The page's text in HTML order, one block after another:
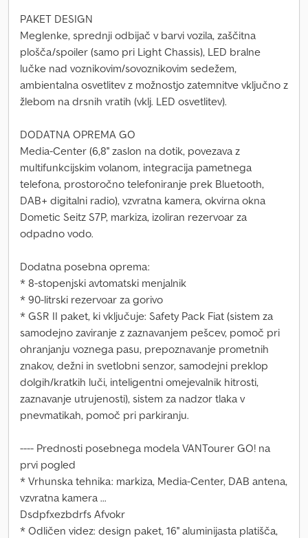
PAKET DESIGN
Meglenke, sprednji odbijač v barvi vozila, zaščitna
plošča/spoiler (samo pri Light Chassis), LED bralne
lučke nad voznikovim/sovoznikovim sedežem,
ambientalna osvetlitev z možnostjo zatemnitve vključno z
žlebom na drsnih vratih (vklj. LED osvetlitev).
DODATNA OPREMA GO
Media-Center (6,8'' zaslon na dotik, povezava z
multifunkcijskim volanom, integracija pametnega
telefona, prostoročno telefoniranje prek Bluetooth,
DAB+ digitalni radio), vzvratna kamera, okvirna okna
Dometic Seitz S7P, markiza, izoliran rezervoar za
odpadno vodo.
Dodatna posebna oprema:
* 8-stopenjski avtomatski menjalnik
* 90-litrski rezervoar za gorivo
* GSR II paket, ki vključuje: Safety Pack Fiat (sistem za
samodejno zaviranje z zaznavanjem pešcev, pomoč pri
ohranjanju voznega pasu, prepoznavanje prometnih
znakov, dežni in svetlobni senzor, samodejni preklop
dolgih/kratkih luči, inteligentni omejevalnik hitrosti,
zaznavanje utrujenosti), sistem za nadzor tlaka v
pnevmatikah, pomoč pri parkiranju.
---- Prednosti posebnega modela VANTourer GO! na
prvi pogled
* Vrhunska tehnika: markiza, Media-Center, DAB antena,
vzvratna kamera ...
Dsdpfxezbdrfs Afvokr
* Odličen videz: design paket, 16'' aluminijasta platišča,